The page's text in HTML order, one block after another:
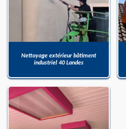
Nettoyage extérieur bâtiment
industriel 40 Landes